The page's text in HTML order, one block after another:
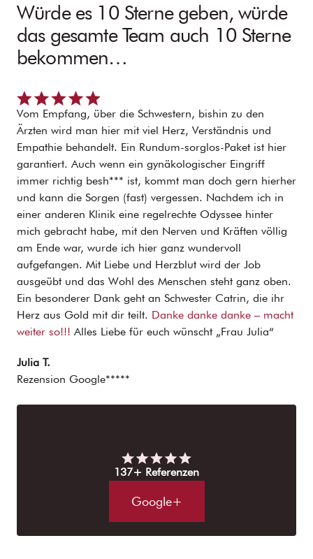
Würde es 10 Sterne geben, würde
das gesamte Team auch 10 Sterne
bekommen…
Vom Empfang, über die Schwestern, bishin zu den
Ärzten wird man hier mit viel Herz, Verständnis und
Empathie behandelt. Ein Rundum-sorglos-Paket ist hier
garantiert. Auch wenn ein gynäkologischer Eingriff
immer richtig besh*** ist, kommt man doch gern hierher
und kann die Sorgen (fast) vergessen. Nachdem ich in
einer anderen Klinik eine regelrechte Odyssee hinter
mich gebracht habe, mit den Nerven und Kräften völlig
am Ende war, wurde ich hier ganz wundervoll
aufgefangen. Mit Liebe und Herzblut wird der Job
ausgeübt und das Wohl des Menschen steht ganz oben.
Ein besonderer Dank geht an Schwester Catrin, die ihr
Herz aus Gold mit dir teilt. Danke danke danke – macht
weiter so!!! Alles Liebe für euch wünscht „Frau Julia“
Julia T.
Rezension Google*****
137+ Referenzen
Google+